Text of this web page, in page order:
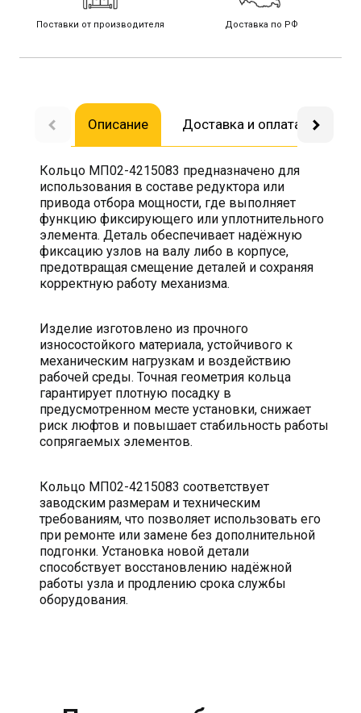
Поставки от производителя Доставка по РФ
Описание Доставка и оплата
Кольцо МП02-4215083 предназначено для
использования в составе редуктора или
привода отбора мощности, где выполняет
функцию фиксирующего или уплотнительного
элемента. Деталь обеспечивает надёжную
фиксацию узлов на валу либо в корпусе,
предотвращая смещение деталей и сохраняя
корректную работу механизма.
Изделие изготовлено из прочного
износостойкого материала, устойчивого к
механическим нагрузкам и воздействию
рабочей среды. Точная геометрия кольца
гарантирует плотную посадку в
предусмотренном месте установки, снижает
риск люфтов и повышает стабильность работы
сопрягаемых элементов.
Кольцо МП02-4215083 соответствует
заводским размерам и техническим
требованиям, что позволяет использовать его
при ремонте или замене без дополнительной
подгонки. Установка новой детали
способствует восстановлению надёжной
работы узла и продлению срока службы
оборудования.